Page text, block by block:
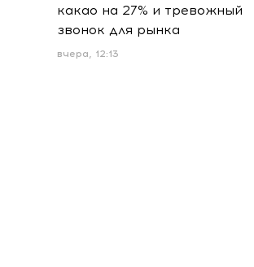
какао на 27% и тревожный
звонок для рынка
вчера, 12:13